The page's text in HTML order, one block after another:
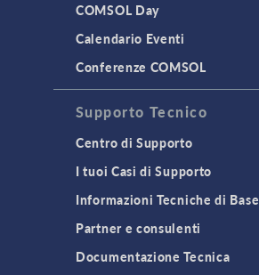
COMSOL Day
Calendario Eventi
Conferenze COMSOL
Supporto Tecnico
Centro di Supporto
I tuoi Casi di Supporto
Informazioni Tecniche di Base
Partner e consulenti
Documentazione Tecnica